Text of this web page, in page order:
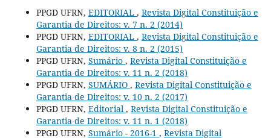
PPGD UFRN, EDITORIAL , Revista Digital Constituição e
Garantia de Direitos: v. 7 n. 2 (2014)
PPGD UFRN, EDITORIAL , Revista Digital Constituição e
Garantia de Direitos: v. 8 n. 2 (2015)
PPGD UFRN, Sumário , Revista Digital Constituição e
Garantia de Direitos: v. 11 n. 2 (2018)
PPGD UFRN, SUMÁRIO , Revista Digital Constituição e
Garantia de Direitos: v. 10 n. 2 (2017)
PPGD UFRN, Editorial , Revista Digital Constituição e
Garantia de Direitos: v. 11 n. 1 (2018)
PPGD UFRN, Sumário - 2016-1 , Revista Digital